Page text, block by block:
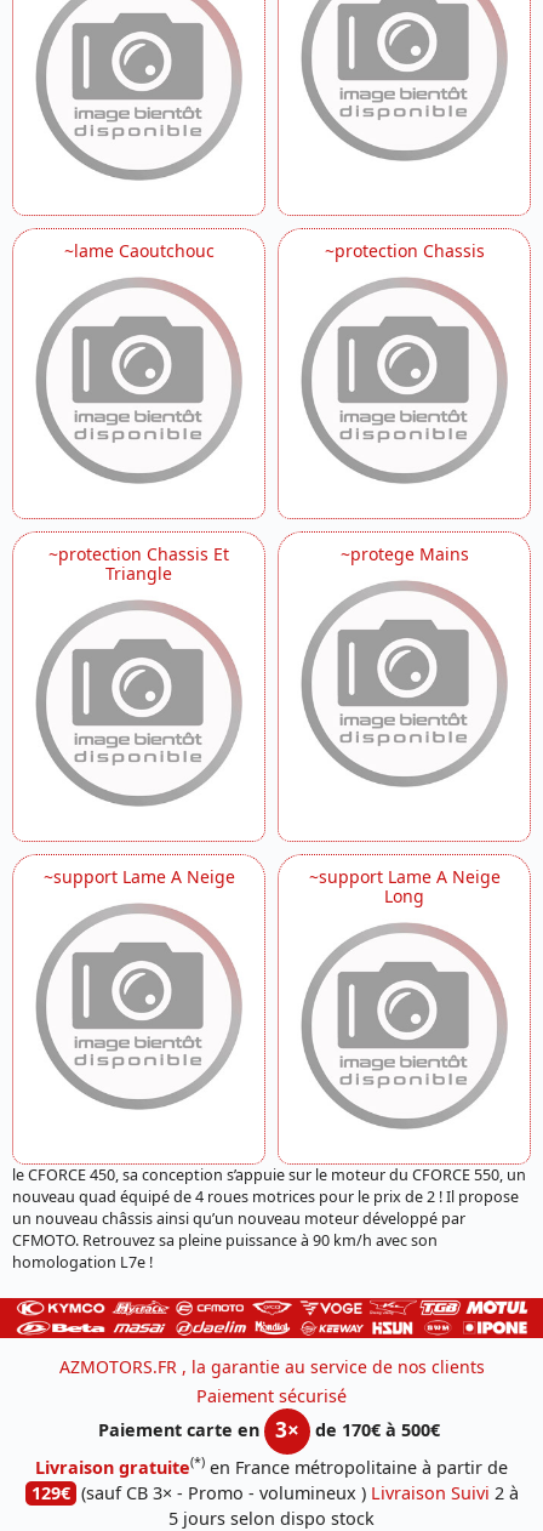
~lame Caoutchouc ~protection Chassis
~protection Chassis Et
Triangle
~protege Mains
~support Lame A Neige
~support Lame A Neige
Long
le CFORCE 450, sa conception s’appuie sur le moteur du CFORCE 550, un
nouveau quad équipé de 4 roues motrices pour le prix de 2 ! Il propose
un nouveau châssis ainsi qu’un nouveau moteur développé par
CFMOTO. Retrouvez sa pleine puissance à 90 km/h avec son
homologation L7e !
AZMOTORS.FR , la garantie au service de nos clients
Paiement sécurisé
Paiement carte en
3×
de 170€ à 500€
Livraison gratuite(*) en France métropolitaine à partir de
129€ (sauf CB 3× - Promo - volumineux ) Livraison Suivi 2 à
5 jours selon dispo stock